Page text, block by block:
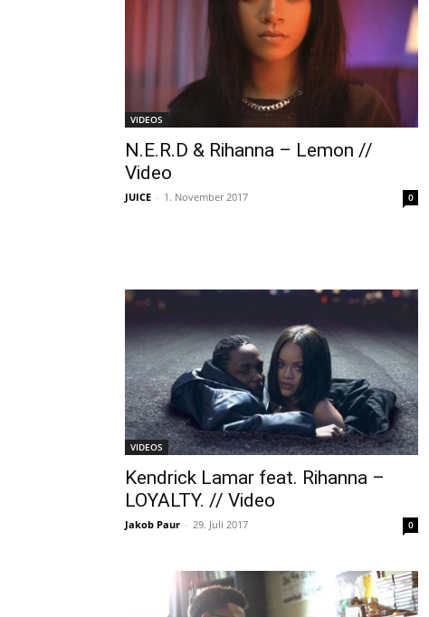
VIDEOS
N.E.R.D & Rihanna – Lemon //
Video
JUICE - 1. November 2017 0
VIDEOS
Kendrick Lamar feat. Rihanna –
LOYALTY. // Video
Jakob Paur - 29. Juli 2017 0